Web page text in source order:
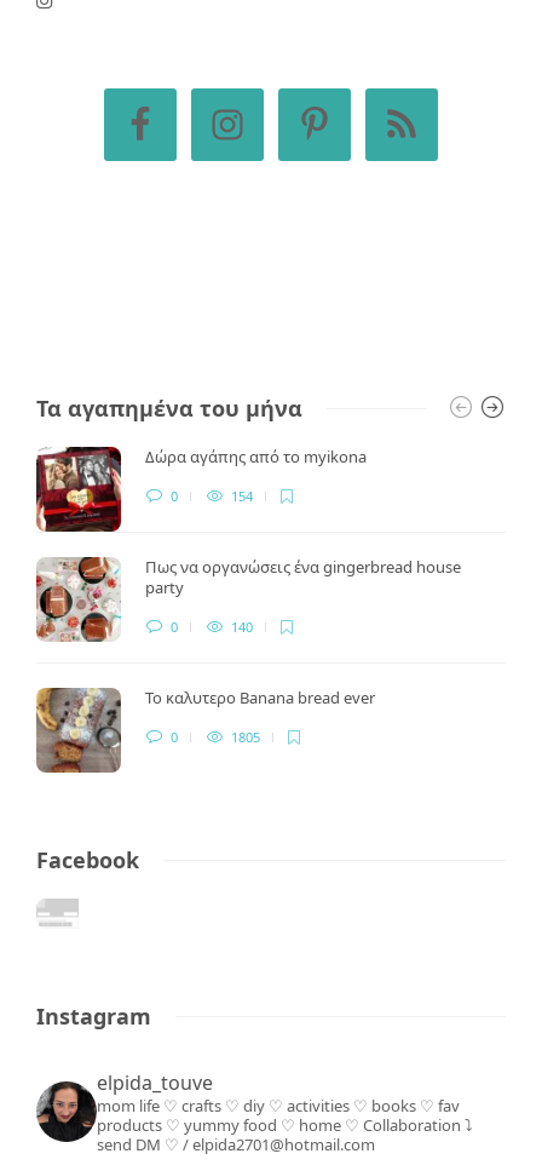
Τα αγαπημένα του μήνα
Δώρα αγάπης από το myikona
0 154
Πως να οργανώσεις ένα gingerbread house
party
0 140
Το καλυτερο Banana bread ever
0 1805
Facebook
Instagram
elpida_touve
mom life ♡ crafts ♡ diy ♡ activities ♡ books ♡ fav
products ♡ yummy food ♡ home ♡ Collaboration ⤵️
send DM ♡ / elpida2701@hotmail.com